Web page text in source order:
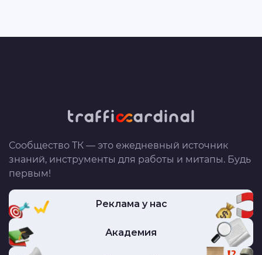
Сообщество ТК — это ежедневный источник
знаний, инструменты для работы и митапы. Будь
первым!
Реклама у нас
Академия